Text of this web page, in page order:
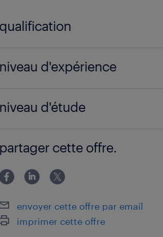
qualification
niveau d'expérience
niveau d'étude
partager cette offre.
envoyer cette offre par email
imprimer cette offre